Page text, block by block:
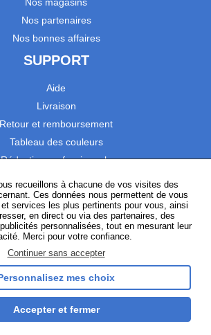
Nos partenaires
Nos bonnes affaires
SUPPORT
Aide
Livraison
Retour et remboursement
Tableau des couleurs
Réduction professionnels
Satisfaction Clients
SUIVEZ-NOUS
TikTokFacebookYouTubeLinkedIn
recueillons à chacune de vos visites des
Ces données nous permettent de vous
services les plus pertinents pour vous, ainsi
en direct ou via des partenaires, des
personnalisées, tout en mesurant leur
Merci pour votre confiance.
Continuer sans accepter
mes choix
Accepter et fermer